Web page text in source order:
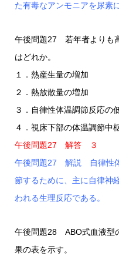
た有毒なアンモニアを尿素
午後問題27 若年者よりも
はどれか。
１．熱産生量の増加
２．熱放散量の増加
３．自律性体温調節反応の
４．視床下部の体温調節中
午後問題27 解答 ３
午後問題27 解説 自律性体
節するために、主に自律神
われる生理反応である。
午後問題28 ABO式血液型
果の表を示す。